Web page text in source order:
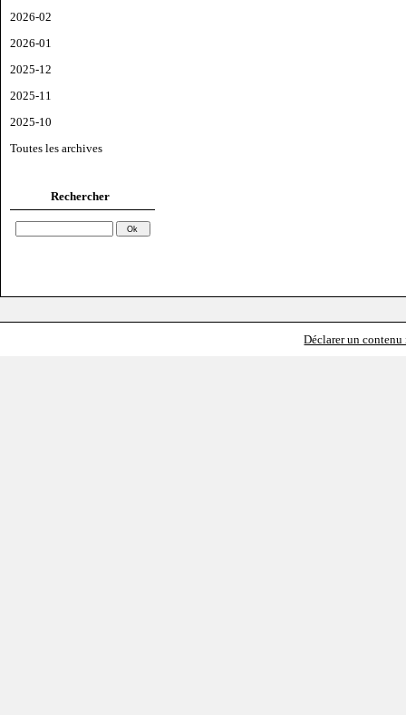
2026-02
2026-01
2025-12
2025-11
2025-10
Toutes les archives
Rechercher
Déclarer un